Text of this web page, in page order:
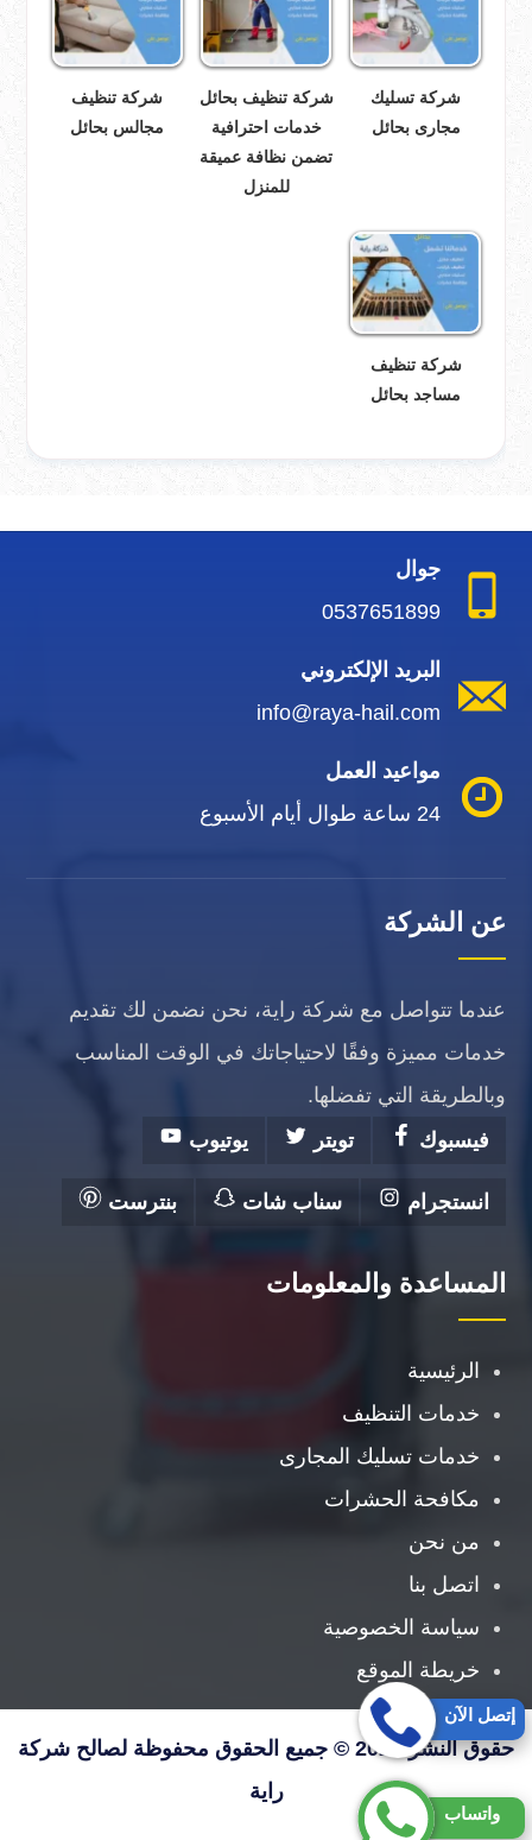
شركة تسليك
مجارى بحائل
شركة تنظيف بحائل
خدمات احترافية
تضمن نظافة عميقة
للمنزل
شركة تنظيف
مجالس بحائل
شركة تنظيف
مساجد بحائل
جوال
0537651899
البريد الإلكتروني
info@raya-hail.com
مواعيد العمل
24 ساعة طوال أيام الأسبوع
عن الشركة
عندما تتواصل مع شركة راية، نحن نضمن لك تقديم
خدمات مميزة وفقًا لاحتياجاتك في الوقت المناسب
وبالطريقة التي تفضلها.
فيسبوك
تويتر يوتيوب
انستجرام سناب شات بنترست
المساعدة والمعلومات
الرئيسية
خدمات التنظيف
خدمات تسليك المجارى
مكافحة الحشرات
من نحن
اتصل بنا
سياسة الخصوصية
خريطة الموقع
حقوق النشر 2026 © جميع الحقوق محفوظة لصالح شركة
راية
واتساب
إتصل الآن